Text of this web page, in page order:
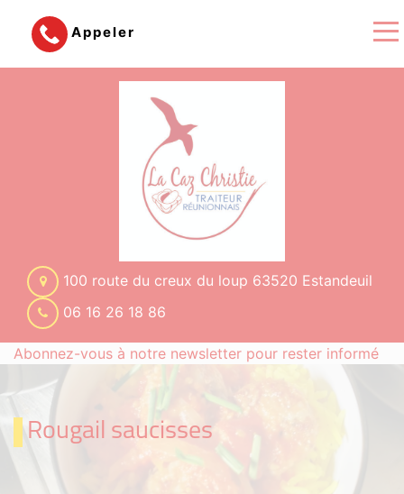
Appeler
100 route du creux du loup 63520 Estandeuil
06 16 26 18 86
Abonnez-vous à notre newsletter pour rester informé
Rougail saucisses